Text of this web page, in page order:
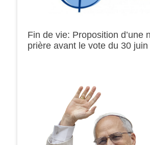
Fin de vie: Proposition d’une
prière avant le vote du 30